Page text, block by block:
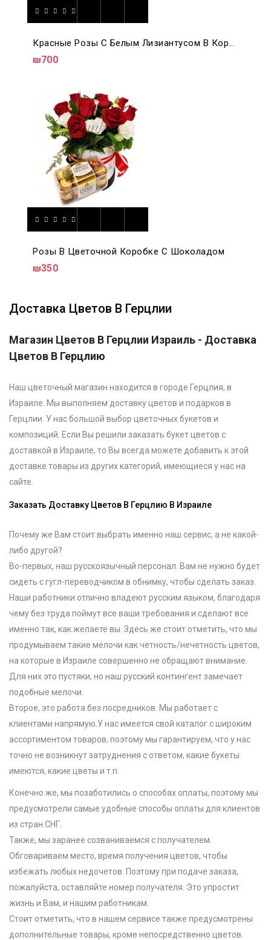
₪700
Розы В Цветочной Коробке С Шоколадом
₪350
Доставка Цветов В Герцлии
Магазин Цветов В Герцлии Израиль - Доставка
Цветов В Герцлию
Наш цветочный магазин находится в городе Герцлия, в
Израиле. Мы выполняем доставку цветов и подарков в
Герцлии. У нас большой выбор цветочных букетов и
композиций. Если Вы решили заказать букет цветов с
доставкой в Израиле, то Вы всегда можете добавить к этой
доставке товары из других категорий, имеющиеся у нас на
сайте.
Заказать Доставку Цветов В Герцлию В Израиле
Почему же Вам стоит выбрать именно наш сервис, а не какой-
либо другой?
Во-первых, наш русскоязычный персонал. Вам не нужно будет
сидеть с гугл-переводчиком в обнимку, чтобы сделать заказ.
Наши работники отлично владеют русским языком, благодаря
чему без труда поймут все ваши требования и сделают все
именно так, как желаете вы. Здесь же стоит отметить, что мы
продумываем такие мелочи как четность/нечетность цветов,
на которые в Израиле совершенно не обращают внимание.
Для них это пустяки, но наш русский контингент замечает
подобные мелочи.
Второе, это работа без посредников. Мы работает с
клиентами напрямую. У нас имеется свой каталог с широким
ассортиментом товаров, поэтому мы гарантируем, что у нас
точно не возникнут затруднения с ответом, какие букеты
имеются, какие цветы и т.п.
Конечно же, мы позаботились о способах оплаты, поэтому мы
предусмотрели самые удобные способы оплаты для клиентов
из стран СНГ.
Также, мы заранее созваниваемся с получателем.
Обговариваем место, время получения цветов, чтобы
избежать любых недочетов. Поэтому при подаче заказа,
пожалуйста, оставляйте номер получателя. Это упростит
жизнь и Вам, и нашим работникам.
Стоит отметить, что в нашем сервисе также предусмотрены
дополнительные товары, кроме непосредственно цветов.